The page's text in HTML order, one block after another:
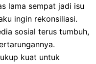
lama sempat jadi isu
ingin rekonsiliasi.
sosial terus tumbuh,
kuat untuk